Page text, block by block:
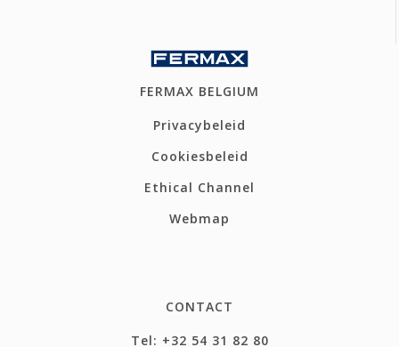
FERMAX BELGIUM
Privacybeleid
Cookiesbeleid
Ethical Channel
Webmap
CONTACT
Tel: +32 54 31 82 80